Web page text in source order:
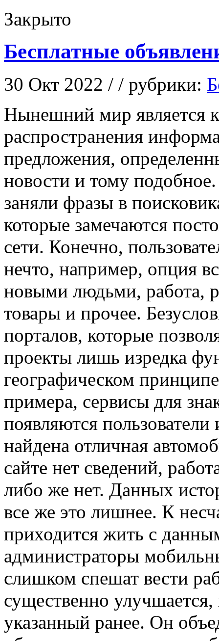
Закрыто
Бесплатные
30 Окт 2022 / / рубрики:
Нынeшний мир являeтся
распространения
предложения,
новости и тому
заняли фразы в
которые замечаются
сети. Конечно,
нечто, например, опция
новыми людьми, работа,
товары и прочее.
порталов, которые
проекты лишь изредка
географическом
примера, сервисы для
появляются
найдена отличная
сайте нет сведений,
либо же нет. Данных
все же это лишнее. К
приходится жить с
администраторы
слишком спешат вести
существенно
указанный ранее. Он